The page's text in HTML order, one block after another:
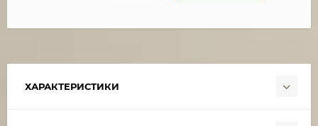
ХАРАКТЕРИСТИКИ